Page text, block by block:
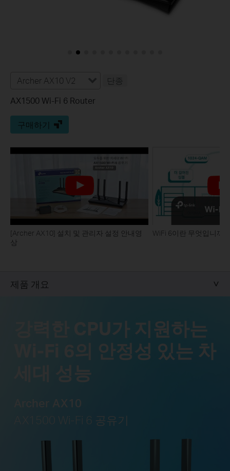
Archer AX10 V2
단종
AX1500 Wi-Fi 6 Router
구매하기
[Archer AX10] 설치 및 관리자 설정 안내영
상
WiFi 6이란 무엇입니까?
제품 개요
강력한 CPU가 지원하는
Wi-Fi 6의 안정성 있는 차
세대 성능
Archer AX10
AX1500 Wi-Fi 6 공유기